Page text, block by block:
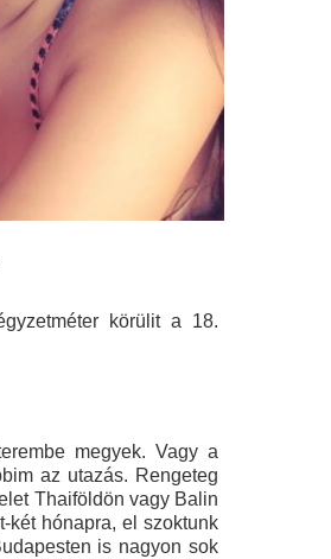
körülit a 18.
megyek. Vagy a
az utazás. Rengeteg
Thaiföldön vagy Balin
két hónapra, el szoktunk
is nagyon sok